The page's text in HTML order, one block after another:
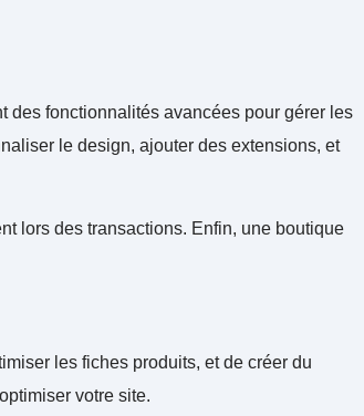
des fonctionnalités avancées pour gérer les
le design, ajouter des extensions, et
lors des transactions. Enfin, une boutique
les fiches produits, et de créer du
votre site.